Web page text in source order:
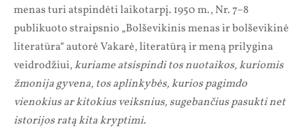
menas turi atspindėti laikotarpį. 1950 m., Nr. 7–8
publikuoto straipsnio „Bolševikinis menas ir bolševikinė
literatūra“ autorė Vakarė, literatūrą ir meną prilygina
veidrodžiui,kuriame atsispindi tos nuotaikos, kuriomis
žmonija gyvena, tos aplinkybės, kurios pagimdo
vienokius ar kitokius veiksnius, sugebančius pasukti net
istorijos ratą kita kryptimi.